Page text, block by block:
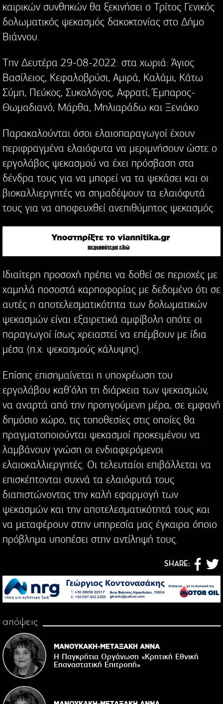
καιρικών συνθηκών θα ξεκινήσει ο Τρίτος Γενικός
δολωματικός ψεκασμός δακοκτονίας στο Δήμο
Βιάννου.
Tην Δευτέρα 29-08-2022: στα χωριά: Άγιος
Βασίλειος, Κεφαλοβρύσι, Αμιρά, Καλάμι, Κάτω
Σύμη, Πεύκος, Συκολόγος, Αφρατί, Έμπαρος-
Θωμαδιανό, Μάρθα, Μηλιαράδω και Ξενιάκο
Παρακαλούνται όσοι ελαιοπαραγωγοί έχουν
περιφραγμένα ελαιόφυτα να μεριμνήσουν ώστε ο
εργολάβος ψεκασμού να έχει πρόσβαση στα
δένδρα τους για να μπορεί να τα ψεκάσει και οι
βιοκαλλιεργητές να σημαδέψουν τα ελαιόφυτά
τους για να αποφευχθεί ανεπιθύμητος ψεκασμός.
Ιδιαίτερη προσοχή πρέπει να δοθεί σε περιοχές με
χαμηλά ποσοστά καρποφορίας με δεδομένο ότι σε
αυτές η αποτελεσματικότητα των δολωματικών
ψεκασμών είναι εξαιρετικά αμφίβολη οπότε οι
παραγωγοί ίσως χρειαστεί να επέμβουν με ίδια
μέσα (π.χ. ψεκασμούς κάλυψης).
Επίσης επισημαίνεται η υποχρέωση του
εργολάβου καθ’όλη τη διάρκεια των ψεκασμών,
να αναρτά από την προηγούμενη μέρα, σε εμφανή
δημόσιο χώρο, τις τοποθεσίες στις οποίες θα
πραγματοποιούνται ψεκασμοί προκειμένου να
λαμβάνουν γνώση οι ενδιαφερόμενοι
ελαιοκαλλιεργητές. Οι τελευταίοι επιβάλλεται να
επισκέπτονται συχνά τα ελαιόφυτά τους
διαπιστώνοντας την καλή εφαρμογή των
ψεκασμών και την αποτελεσματικότητά τους και
να μεταφέρουν στην υπηρεσία μας έγκαιρα όποιο
πρόβλημα υποπέσει στην αντίληψή τους.
SHARE:
απόψεις
ΜΑΝΟΥΚΑΚΗ-ΜΕΤΑΞΑΚΗ ΑΝΝΑ
Η Παγκρήτια Οργάνωση «Κρητική Εθνική
Επαναστατική Eπιτροπή»